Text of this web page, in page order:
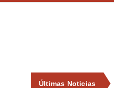
Últimas Noticias